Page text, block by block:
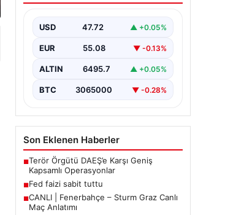
USD 47.72 ▲ +0.05%
EUR 55.08 ▼ -0.13%
ALTIN 6495.7 ▲ +0.05%
BTC 3065000 ▼ -0.28%
Son Eklenen Haberler
■Terör Örgütü DAEŞ’e Karşı Geniş
Kapsamlı Operasyonlar
■Fed faizi sabit tuttu
■CANLI | Fenerbahçe – Sturm Graz Canlı
Maç Anlatımı